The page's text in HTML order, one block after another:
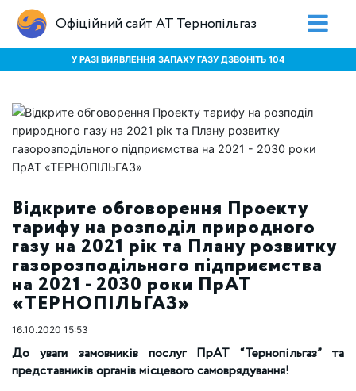
Офіційний сайт АТ Тернопільгаз
У РАЗІ ВИЯВЛЕННЯ ЗАПАХУ ГАЗУ ДЗВОНІТЬ 104
Відкрите обговорення Проекту
тарифу на розподіл природного
газу на 2021 рік та Плану розвитку
газорозподільного підприємства
на 2021 - 2030 роки ПрАТ
«ТЕРНОПІЛЬГАЗ»
16.10.2020 15:53
До уваги замовників послуг ПрАТ “Тернопільгаз” та
представників органів місцевого самоврядування!